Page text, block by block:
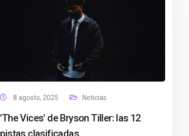
8 agosto, 2025 Noticias
'The Vices' de Bryson Tiller: las 12
pistas clasificadas